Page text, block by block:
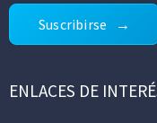
Suscribirse
ENLACES DE